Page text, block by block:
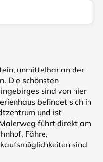
unmittelbar an der
Die schönsten
sind von hier
befindet sich in
und ist
führt direkt am
Fähre,
sind